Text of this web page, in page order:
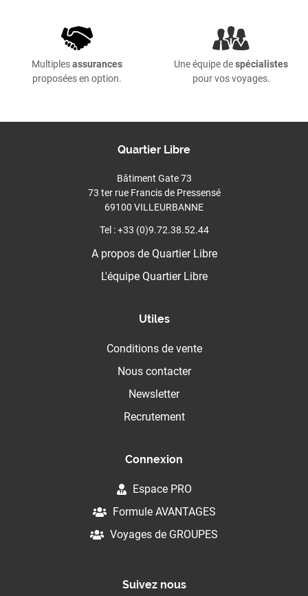
Multiplesassurances
proposées en option.
Une équipe despécialistes
pour vos voyages.
Quartier Libre
Bâtiment Gate 73
73 ter rue Francis de Pressensé
69100 VILLEURBANNE
Tel : +33 (0)9.72.38.52.44
A propos de Quartier Libre
L'équipe Quartier Libre
Utiles
Conditions de vente
Nous contacter
Newsletter
Recrutement
Connexion
Espace PRO
Formule AVANTAGES
Voyages de GROUPES
Suivez nous